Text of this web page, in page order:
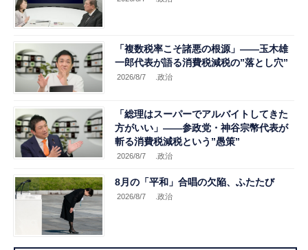
「複数税率こそ諸悪の根源」――玉木雄
一郎代表が語る消費税減税の”落とし穴”
2026/8/7 .政治
「総理はスーパーでアルバイトしてきた
方がいい」――参政党・神谷宗幣代表が
斬る消費税減税という”愚策”
2026/8/7 .政治
8月の「平和」合唱の欠陥、ふたたび
2026/8/7 .政治